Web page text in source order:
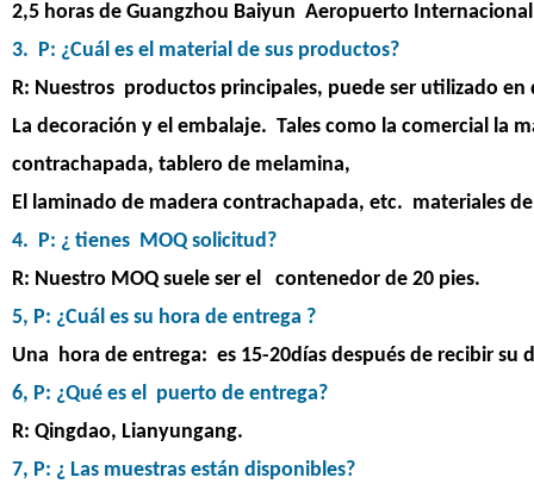
2,5 horas de Guangzhou Baiyun Aeropuerto
3. P: ¿Cuál es el material de sus productos?
R: Nuestros productos principales, puede ser utilizado
La decoración y el embalaje. Tales como la comercial la
contrachapada, tablero de melamina,
El laminado de madera contrachapada, etc. materiales
4. P: ¿ tienes MOQ solicitud?
R: Nuestro MOQ suele ser el contenedor de 20 pies.
5, P: ¿Cuál es su hora de entrega ?
Una hora de entrega: es 15-20días después de recibir su
6, P: ¿Qué es el puerto de entrega?
R: Qingdao, Lianyungang.
7, P: ¿ Las muestras están disponibles?